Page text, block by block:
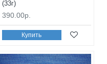
(33г)
390.00р.
Купить